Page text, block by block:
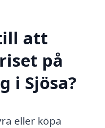
att
på
i Sjösa?
eller köpa